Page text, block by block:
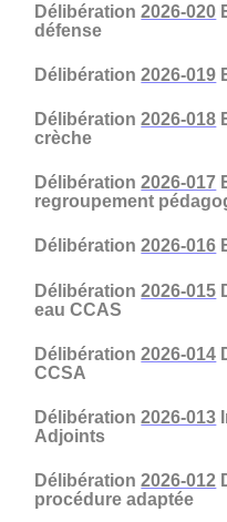
Délibération2026-020
défense
Délibération2026-019
Délibération2026-018
crèche
Délibération2026-017
regroupement
Délibération2026-016
Délibération2026-015
eau CCAS
Délibération2026-014
CCSA
Délibération2026-013
Adjoints
Délibération2026-012
procédure adaptée